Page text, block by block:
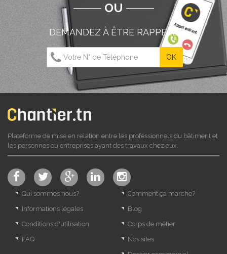
OU
DEMANDEZ À ÊTRE RAPPELÉ
Plateforme de mise en relation entre les professionnels du bâtiment et
les personnes ou entreprises ayant des travaux chez eux.
Qui sommes nous?
Informations légales
Conditions d'utilisation
FAQ
Comment ça marche?
Blog
Corps de métier
Nos sites